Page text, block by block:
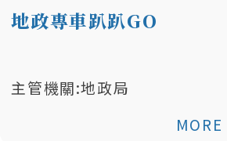
地政專車趴趴GO
主管機關:地政局
MORE